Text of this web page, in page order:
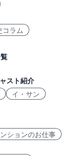
コラム
スト紹介
イ・サン
ションのお仕事